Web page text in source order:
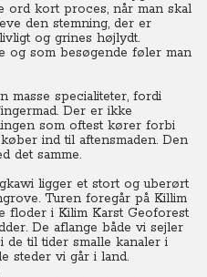
ord kort proces, når man skal
den stemning, der er
og grines højlydt.
og som besøgende føler man
masse specialiteter, fordi
Der er ikke
som oftest kører forbi
ind til aftensmaden. Den
det samme.
ligger et stort og uberørt
Turen foregår på Killim
floder i Kilim Karst Geoforest
De aflange både vi sejler
de til tider smalle kanaler i
steder vi går i land.